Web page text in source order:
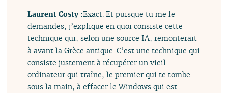
Laurent Costy :Exact. Et puisque tu me le
demandes, j’explique en quoi consiste cette
technique qui, selon une source IA, remonterait
à avant la Grèce antique. C’est une technique qui
consiste justement à récupérer un vieil
ordinateur qui traîne, le premier qui te tombe
sous la main, à effacer le Windows qui est